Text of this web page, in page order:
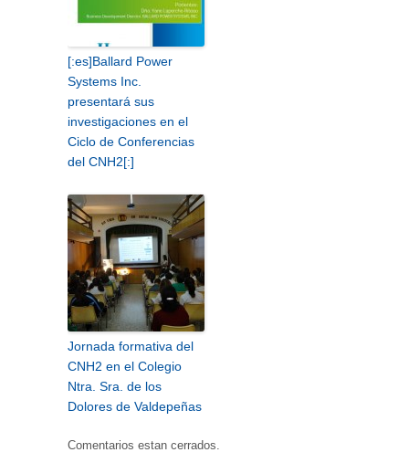
[:es]Ballard Power
Systems Inc.
presentará sus
investigaciones en el
Ciclo de Conferencias
del CNH2[:]
Jornada formativa del
CNH2 en el Colegio
Ntra. Sra. de los
Dolores de Valdepeñas
Comentarios estan cerrados.